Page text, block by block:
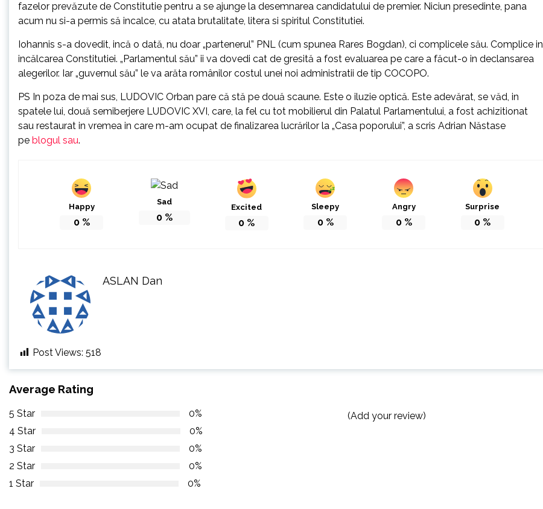
fazelor prevăzute de Constitutie pentru a se ajunge la desemnarea candidatului de premier. Niciun presedinte, pana
acum nu si-a permis să incalce, cu atata brutalitate, litera si spiritul Constitutiei.
Iohannis s-a dovedit, incă o dată, nu doar „partenerul” PNL (cum spunea Rares Bogdan), ci complicele său. Complice in
incălcarea Constitutiei. „Parlamentul său” ii va dovedi cat de gresită a fost evaluarea pe care a făcut-o in declansarea
alegerilor. Iar „guvernul său” le va arăta românilor costul unei noi administratii de tip COCOPO.
PS In poza de mai sus, LUDOVIC Orban pare că stă pe două scaune. Este o iluzie optică. Este adevărat, se văd, in
spatele lui, două semiberjere LUDOVIC XVI, care, la fel cu tot mobilierul din Palatul Parlamentului, a fost achizitionat
sau restaurat in vremea in care m-am ocupat de finalizarea lucrărilor la „Casa poporului”, a scris Adrian Năstase
pe blogul sau.
Happy
0%
Sad
0%
Excited
0 %
Sleepy
0%
Angry
0%
Surprise
0 %
ASLAN Dan
Post Views: 518
Average Rating
5 Star
0%
4 Star
0%
3 Star
0%
2 Star
0%
1 Star
0%
(Add your review)